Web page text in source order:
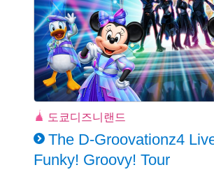
도쿄디즈니랜드
The D-Groovationz4
Funky! Groovy! Tour